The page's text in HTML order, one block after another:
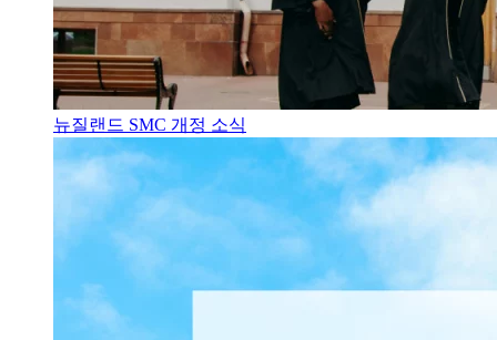
뉴질랜드 SMC 개정 소식